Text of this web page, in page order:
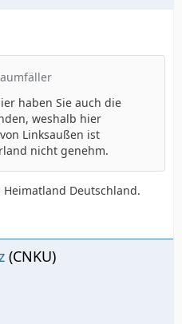
Er lässt es sich nicht
zu sprechen.
friedlich
von Herzen, möge
Herrn Bundeskanzler,
protestiren.
haben Sie auch die
weshalb hier
Linksaußen ist
nicht genehm.
Deutschland.
(CNKU)